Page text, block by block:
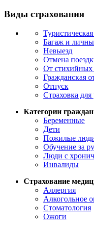
Виды страхования
Багаж и
Невыезд
Отмена
От стихийных
Гражданская
Отпуск
Страховка
Категории граждан
Беременные
Дети
Пожилые
Обучение за
Люди с
Инвалиды
Страхование
Аллергия
Алкогольное
Стоматология
Ожоги